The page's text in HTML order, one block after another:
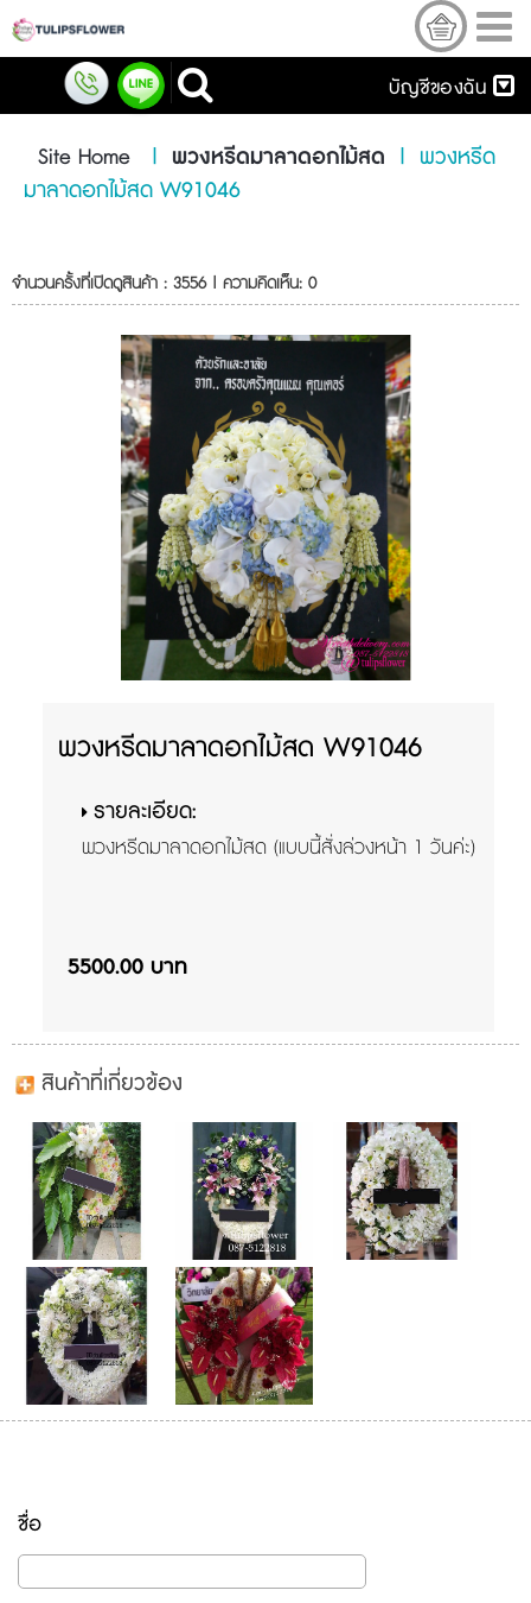
บัญชีของฉัน
Site Home | พวงหรีดมาลาดอกไม้สด | พวงหรีด
มาลาดอกไม้สด W91046
จำนวนครั้งที่เปิดดูสินค้า : 3556 | ความคิดเห็น: 0
พวงหรีดมาลาดอกไม้สด W91046
รายละเอียด:
พวงหรีดมาลาดอกไม้สด (แบบนี้สั่งล่วงหน้า 1 วันค่ะ)
5500.00 บาท
สินค้าที่เกี่ยวข้อง
ชื่อ